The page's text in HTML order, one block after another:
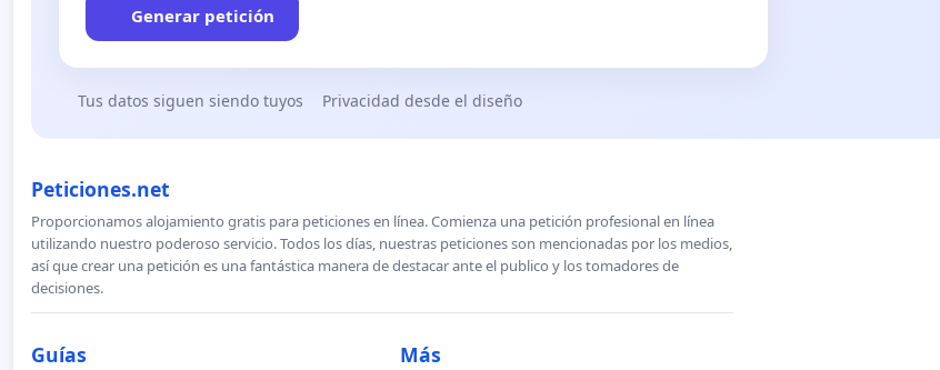
Generar petición
Tus datos siguen siendo tuyos Privacidad desde el diseño
Peticiones.net
Proporcionamos alojamiento gratis para peticiones en línea. Comienza una petición profesional en línea
utilizando nuestro poderoso servicio. Todos los días, nuestras peticiones son mencionadas por los medios,
así que crear una petición es una fantástica manera de destacar ante el publico y los tomadores de
decisiones.
Guías Más